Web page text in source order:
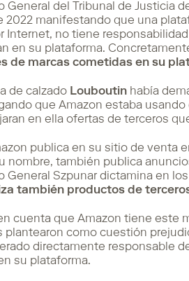
General del Tribunal de Justicia
2022 manifestando que una
Internet, no tiene
en su plataforma.
de marcas cometidas en su
de calzado Louboutinhabía
que Amazon estaba
en ella ofertas de terceros
publica en su sitio de venta
nombre, también publica
General Szpunar dictamina en
también productos de
cuenta que Amazon tiene este
plantearon como cuestión
directamente responsable
su plataforma.